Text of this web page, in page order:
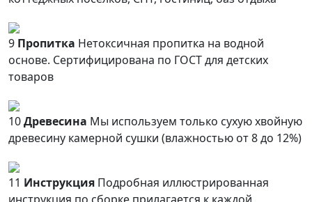
9 Пропитка Нетоксичная пропитка на водной
основе. Сертифицирована по ГОСТ для детских
товаров
10Древесина Мы используем только сухую хвойную
древесину камерной сушки (влажностью от 8 до 12%)
11 Инструкция Подробная иллюстрированная